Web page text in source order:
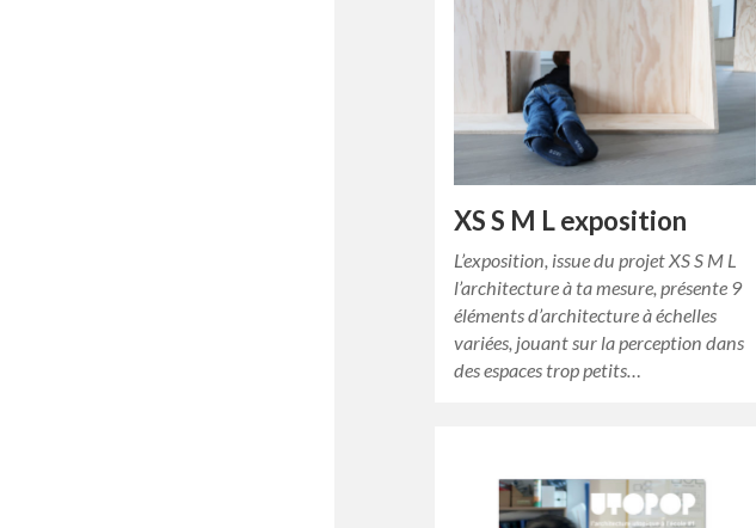
XS S M L exposition
L’exposition, issue du projet XS S M L
l’architecture à ta mesure, présente 9
éléments d’architecture à échelles
variées, jouant sur la perception dans
des espaces trop petits…